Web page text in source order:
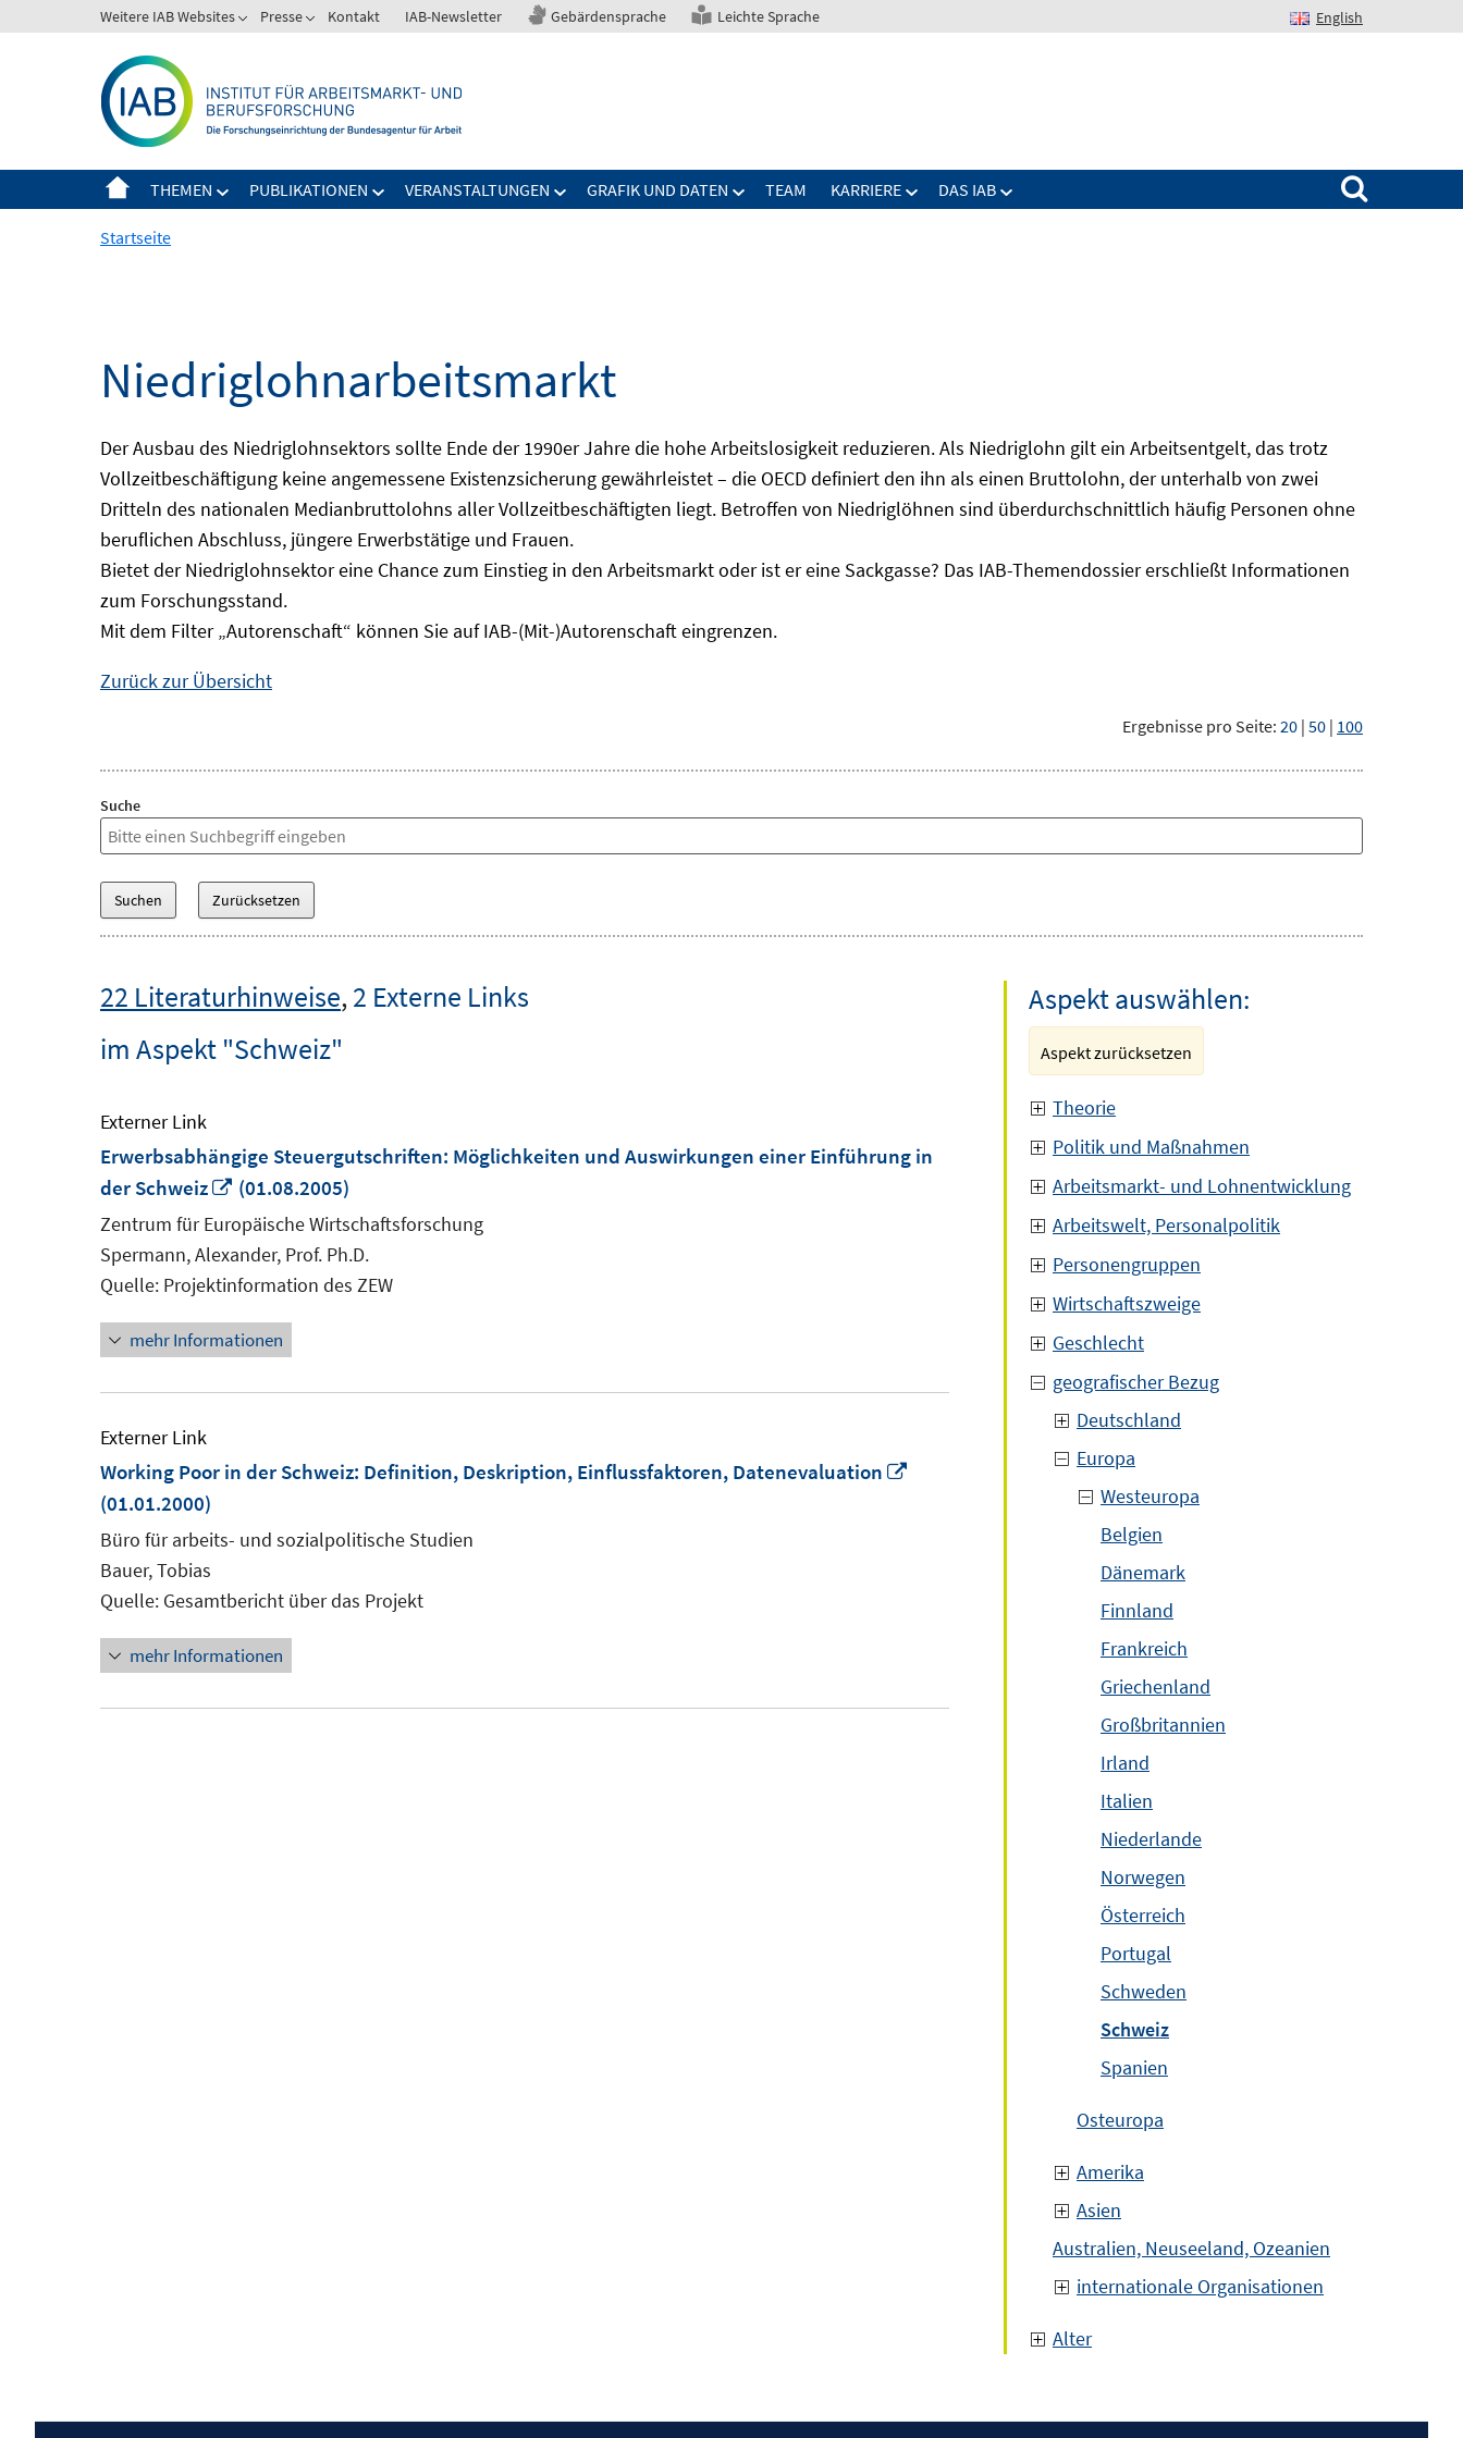
zum
Weitere IAB Websites Presse Kontakt IAB-Newsletter Gebärdensprache Leichte Sprache English
THEMEN PUBLIKATIONEN VERANSTALTUNGEN GRAFIK UND DATEN TEAM KARRIERE DAS IAB
Suchen nach:
Startseite
Niedriglohnarbeitsmarkt
Der Ausbau des Niedriglohnsektors sollte Ende der 1990er Jahre die hohe Arbeitslosigkeit reduzieren. Als Niedriglohn gilt ein Arbeitsentgelt, das trotz
Vollzeitbeschäftigung keine angemessene Existenzsicherung gewährleistet – die OECD definiert den ihn als einen Bruttolohn, der unterhalb von zwei
Dritteln des nationalen Medianbruttolohns aller Vollzeitbeschäftigten liegt. Betroffen von Niedriglöhnen sind überdurchschnittlich häufig Personen ohne
beruflichen Abschluss, jüngere Erwerbstätige und Frauen.
Bietet der Niedriglohnsektor eine Chance zum Einstieg in den Arbeitsmarkt oder ist er eine Sackgasse? Das IAB-Themendossier erschließt Informationen
zum Forschungsstand.
Mit dem Filter „Autorenschaft“ können Sie auf IAB-(Mit-)Autorenschaft eingrenzen.
Zurück zur Übersicht
Ergebnisse pro Seite: 20 | 50 | 100
Suche
22 Literaturhinweise,2 Externe Links
im Aspekt "Schweiz"
Externer Link
Erwerbsabhängige Steuergutschriften: Möglichkeiten und Auswirkungen einer Einführung in
der Schweiz
In
neuem
Fenster
öffnen
(01.08.2005)
Zentrum für Europäische Wirtschaftsforschung
Spermann, Alexander, Prof. Ph.D.
Quelle: Projektinformation des ZEW
mehr Informationen
Externer Link
Working Poor in der Schweiz: Definition, Deskription, Einflussfaktoren, Datenevaluation
(01.01.2000)
Büro für arbeits- und sozialpolitische Studien
Bauer, Tobias
Quelle: Gesamtbericht über das Projekt
mehr Informationen
Aspekt auswählen:
Aspekt zurücksetzen
Theorie
Politik und Maßnahmen
Arbeitsmarkt- und Lohnentwicklung
Arbeitswelt, Personalpolitik
Personengruppen
Wirtschaftszweige
Geschlecht
geografischer Bezug
Deutschland
Europa
Westeuropa
Belgien
Dänemark
Finnland
Frankreich
Griechenland
Großbritannien
Irland
Italien
Niederlande
Norwegen
Österreich
Portugal
Schweden
Schweiz
Spanien
Osteuropa
Amerika
Asien
Australien, Neuseeland, Ozeanien
internationale Organisationen
Alter